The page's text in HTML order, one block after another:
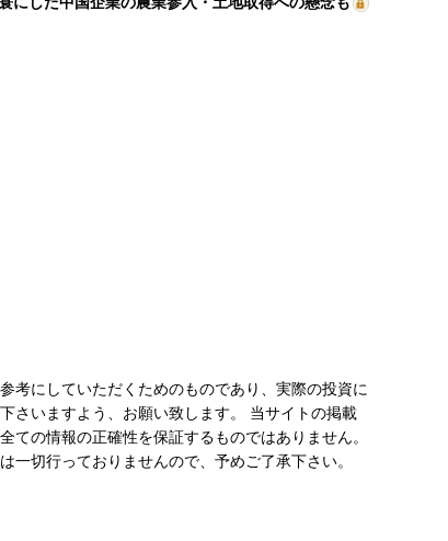
考にしていただくためのものであり、実際の投資に
さいますよう、お願い致します。 当サイトの掲載
の情報の正確性を保証するものではありません。
一切行っておりませんので、予めご了承下さい。